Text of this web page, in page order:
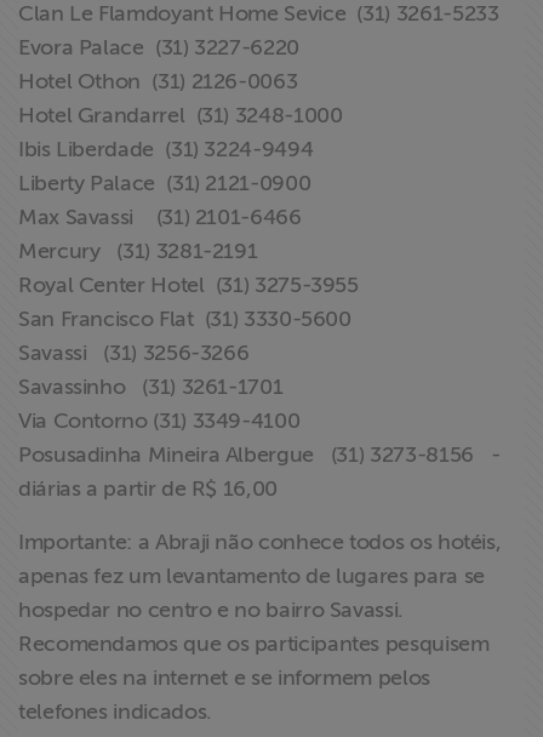
>> Conteúdo
exclusivo para
newsletter
Fale Conosco
Clan Le Flamdoyant Home Sevice (31) 3261-5233
Evora Palace (31) 3227-6220
Hotel Othon (31) 2126-0063
Hotel Grandarrel (31) 3248-1000
Ibis Liberdade (31) 3224-9494
Liberty Palace (31) 2121-0900
Max Savassi (31) 2101-6466
Mercury (31) 3281-2191
Royal Center Hotel (31) 3275-3955
San Francisco Flat (31) 3330-5600
Savassi (31) 3256-3266
Savassinho (31) 3261-1701
Via Contorno (31) 3349-4100
Posusadinha Mineira Albergue (31) 3273-8156 -
diárias a partir de R$ 16,00
Importante: a Abraji não conhece todos os hotéis,
apenas fez um levantamento de lugares para se
hospedar no centro e no bairro Savassi.
Recomendamos que os participantes pesquisem
sobre eles na internet e se informem pelos
telefones indicados.